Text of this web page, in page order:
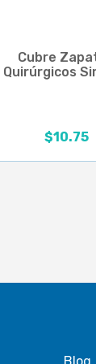
Cubre
Quirúrgicos
$10.75
Rango de